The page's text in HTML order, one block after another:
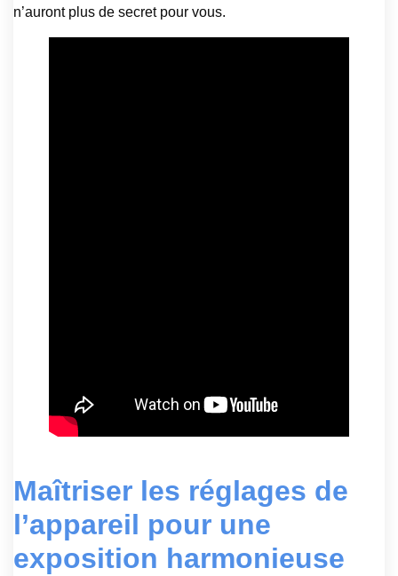
n’auront plus de secret pour vous.
Maîtriser les réglages de
l’appareil pour une
exposition harmonieuse